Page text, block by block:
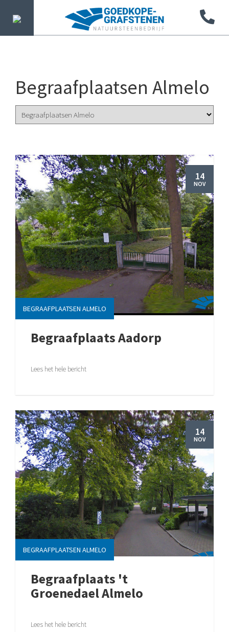
Begraafplaatsen Almelo
14
NOV
BEGRAAFPLAATSEN ALMELO
Begraafplaats Aadorp
Lees het hele bericht
14
NOV
BEGRAAFPLAATSEN ALMELO
Begraafplaats 't
Groenedael Almelo
Lees het hele bericht